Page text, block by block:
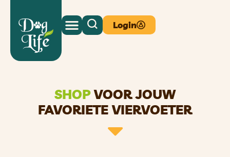
Login
SHOPVOOR JOUW
FAVORIETE VIERVOETER